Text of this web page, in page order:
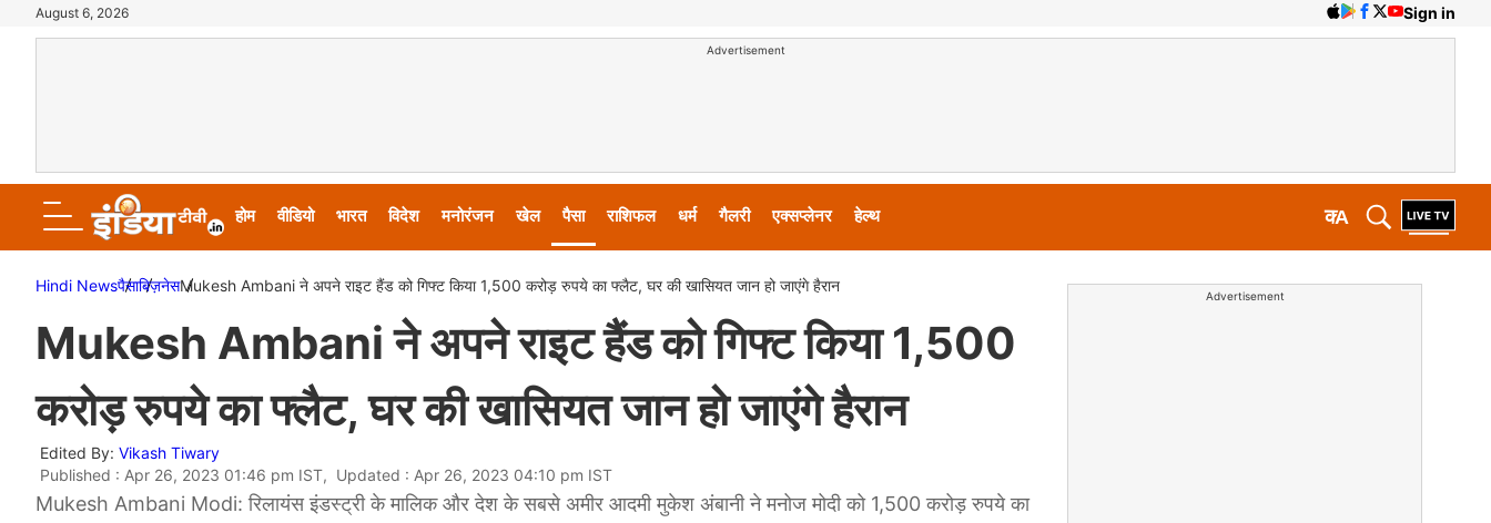
August 6, 2026 Sign in
Advertisement
होम वीडियो भारत विदेश मनोरंजन खेल पैसा राशिफल धर्म गैलरी एक्सप्लेनर हेल्थ A
क
Hindi Newsपैसाबिज़नेसMukesh Ambani ने अपने राइट हैंड को गिफ्ट किया 1,500 करोड़ रुपये का फ्लैट, घर की खासियत जान हो जाएंगे हैरान
Mukesh Ambani ने अपने राइट हैंड को गिफ्ट किया 1,500
करोड़ रुपये का फ्लैट, घर की खासियत जान हो जाएंगे हैरान
Edited By: Vikash Tiwary
Published : Apr 26, 2023 01:46 pm IST, Updated : Apr 26, 2023 04:10 pm IST
Mukesh Ambani Modi: रिलायंस इंडस्ट्री के मालिक और देश के सबसे अमीर आदमी मुकेश अंबानी ने मनोज मोदी को 1,500 करोड़ रुपये का
Advertisement